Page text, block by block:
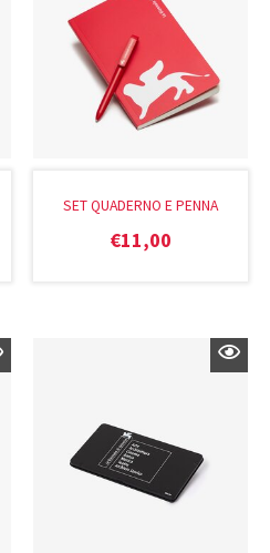
SET QUADERNO E PENNA
€11,00